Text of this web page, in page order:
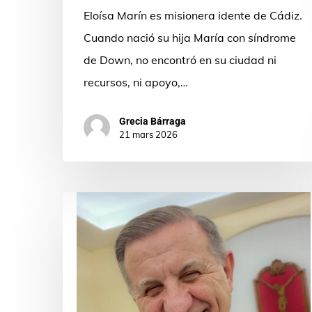
Eloísa Marín es misionera idente de Cádiz.
Cuando nació su hija María con síndrome
de Down, no encontró en su ciudad ni
recursos, ni apoyo,…
Grecia Bárraga
21 mars 2026